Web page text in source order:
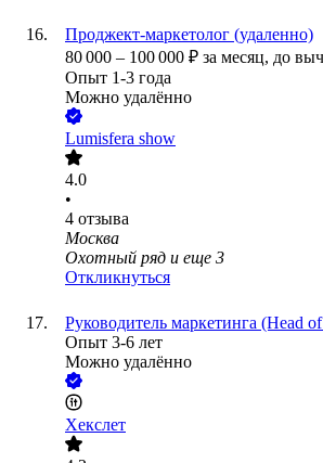
Проджект-маркетолог (удаленно)
80 000 – 100 000 ₽ за месяц, до
Опыт 1-3 года
Можно удалённо
Lumisfera show
4.0
•
4 отзыва
Москва
Охотный ряд и еще 3
Откликнуться
Руководитель маркетинга (Head
Опыт 3-6 лет
Можно удалённо
Хекслет